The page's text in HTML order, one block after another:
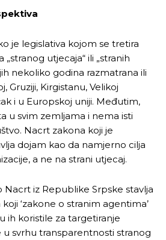
je legislativa kojom se tretira
utjecaja“ ili „stranih
nekoliko godina razmatrana ili
Gruziji, Kirgistanu, Velikoj
i u Europskoj uniji. Međutim,
u svim zemljama i nema isti
Nacrt zakona koji je
dojam kao da namjerno cilja
a ne na strani utjecaj.
Nacrt iz Republike Srpske stavlja
‘zakone o stranim agentima’
ih koristile za targetiranje
u svrhu transparentnosti stranog